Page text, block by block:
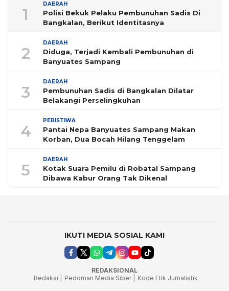
1
DAERAH
Polisi Bekuk Pelaku Pembunuhan Sadis Di
Bangkalan, Berikut Identitasnya
2
DAERAH
Diduga, Terjadi Kembali Pembunuhan di
Banyuates Sampang
3
DAERAH
Pembunuhan Sadis di Bangkalan Dilatar
Belakangi Perselingkuhan
4
PERISTIWA
Pantai Nepa Banyuates Sampang Makan
Korban, Dua Bocah Hilang Tenggelam
5
DAERAH
Kotak Suara Pemilu di Robatal Sampang
Dibawa Kabur Orang Tak Dikenal
IKUTI MEDIA SOSIAL KAMI
REDAKSIONAL
Redaksi |
Pedoman Media Siber |
Kode Etik Jurnalistik